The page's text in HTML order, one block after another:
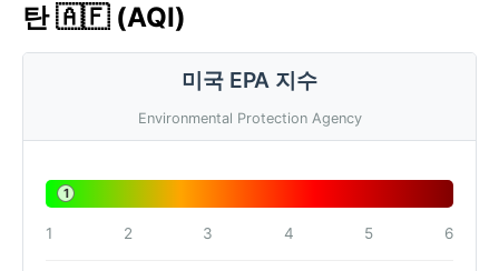
탄 🇦🇫 (AQI)
미국 EPA 지수
Environmental Protection Agency
1
1 2 3 4 5 6